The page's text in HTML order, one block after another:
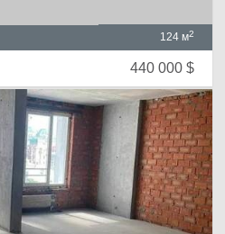
124 м2
440 000 $